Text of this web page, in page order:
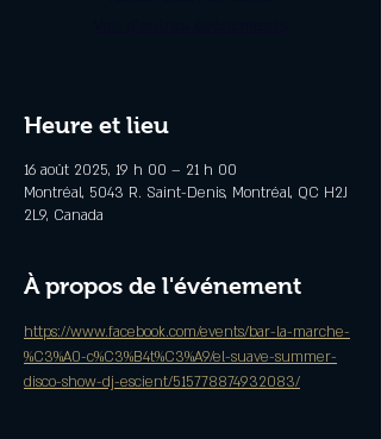
Heure et lieu
16 août 2025, 19 h 00 – 21 h 00
Montréal, 5043 R. Saint-Denis, Montréal, QC H2J
2L9, Canada
À propos de l'événement
https://www.facebook.com/events/bar-la-marche-
%C3%A0-c%C3%B4t%C3%A9/el-suave-summer-
disco-show-dj-escient/515778874932083/